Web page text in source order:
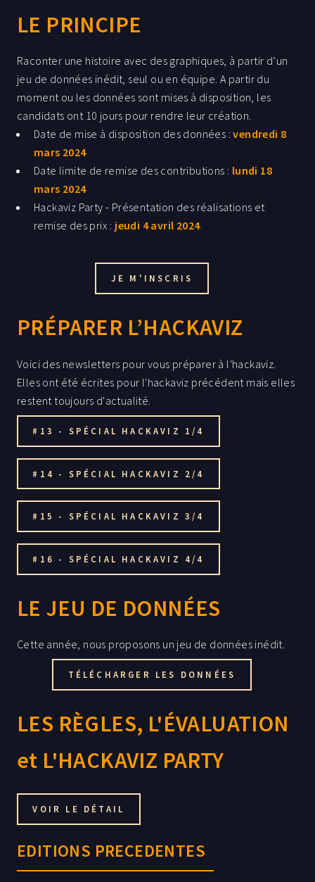
LE PRINCIPE
Raconter une histoire avec des graphiques, à partir d’un
jeu de données inédit, seul ou en équipe. A partir du
moment ou les données sont mises à disposition, les
candidats ont 10 jours pour rendre leur création.
Date de mise à disposition des données :vendredi 8
mars 2024
Date limite de remise des contributions : lundi 18
mars 2024
Hackaviz Party - Présentation des réalisations et
remise des prix : jeudi 4 avril 2024
JE M'INSCRIS
PRÉPARER L’HACKAVIZ
Voici des newsletters pour vous préparer à l'hackaviz.
Elles ont été écrites pour l'hackaviz précédent mais elles
restent toujours d'actualité.
#13 - SPÉCIAL HACKAVIZ 1/4
#14 - SPÉCIAL HACKAVIZ 2/4
#15 - SPÉCIAL HACKAVIZ 3/4
#16 - SPÉCIAL HACKAVIZ 4/4
LE JEU DE DONNÉES
Cette année, nous proposons un jeu de données inédit.
TÉLÉCHARGER LES DONNÉES
LES RÈGLES, L'ÉVALUATION
et L'HACKAVIZ PARTY
VOIR LE DÉTAIL
EDITIONS PRECEDENTES